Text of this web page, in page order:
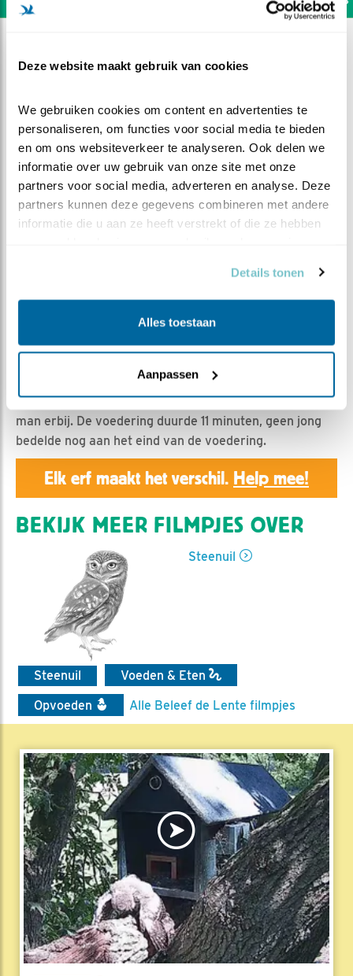
Deze website maakt gebruik van cookies
We gebruiken cookies om content en advertenties te
personaliseren, om functies voor social media te bieden
en om ons websiteverkeer te analyseren. Ook delen we
informatie over uw gebruik van onze site met onze
partners voor social media, adverteren en analyse. Deze
partners kunnen deze gegevens combineren met andere
informatie die u aan ze heeft verstrekt of die ze hebben
Details tonen
Alles toestaan
Aanpassen
Geert | Geplaatst op 8 mei 2023, 18:36 |
Vind ik leuk
Bewaar dit filmpje|
395x
Vrouw steenuil geeft de vier jongen te eten, zonder
man erbij. De voedering duurde 11 minuten, geen jong
bedelde nog aan het eind van de voedering.
Elk erf maakt het verschil. Help mee!
BEKIJK MEER FILMPJES OVER
Steenuil
Steenuil
Voeden & Eten
Opvoeden
Alle Beleef de Lente filmpjes